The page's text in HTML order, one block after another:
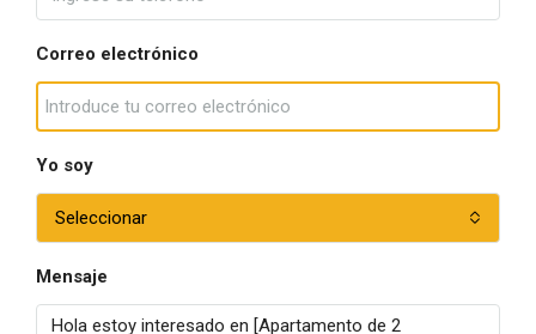
Correo electrónico
Yo soy
Seleccionar
Mensaje